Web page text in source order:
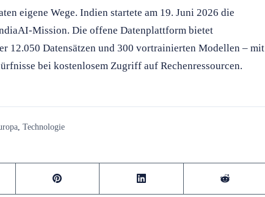
eigene Wege. Indien startete am 19. Juni 2026 die
Mission. Die offene Datenplattform bietet
12.050 Datensätzen und 300 vortrainierten Modellen – mit
bei kostenlosem Zugriff auf Rechenressourcen.
Technologie